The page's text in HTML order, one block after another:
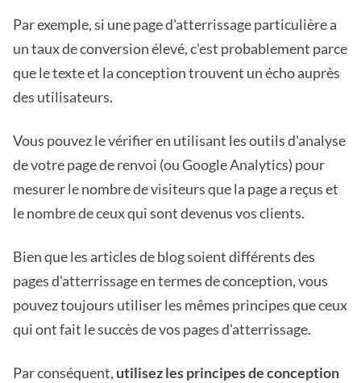
Par exemple, si une page d'atterrissage particulière a
un taux de conversion élevé, c'est probablement parce
que le texte et la conception trouvent un écho auprès
des utilisateurs.
Vous pouvez le vérifier en utilisant les outils d'analyse
de votre page de renvoi (ou Google Analytics) pour
mesurer le nombre de visiteurs que la page a reçus et
le nombre de ceux qui sont devenus vos clients.
Bien que les articles de blog soient différents des
pages d'atterrissage en termes de conception, vous
pouvez toujours utiliser les mêmes principes que ceux
qui ont fait le succès de vos pages d'atterrissage.
Par conséquent, utilisez les principes de conception